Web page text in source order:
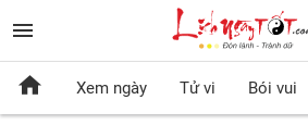
Xem ngày Tử vi Bói vui